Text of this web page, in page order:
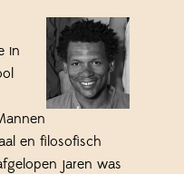
in
en filosofisch
jaren was